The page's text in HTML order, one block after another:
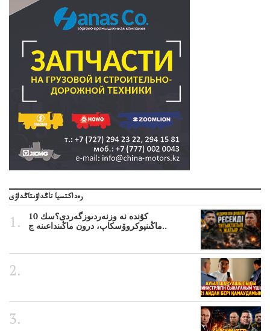
رەداكتسيا تاڭداۋىتاڭداۋى
10 كۇندە نە وزنەردىوزگەردى؟سك
ماڭىنپوكروۆسكاپ، درون ماڭىنداعىنە ج..